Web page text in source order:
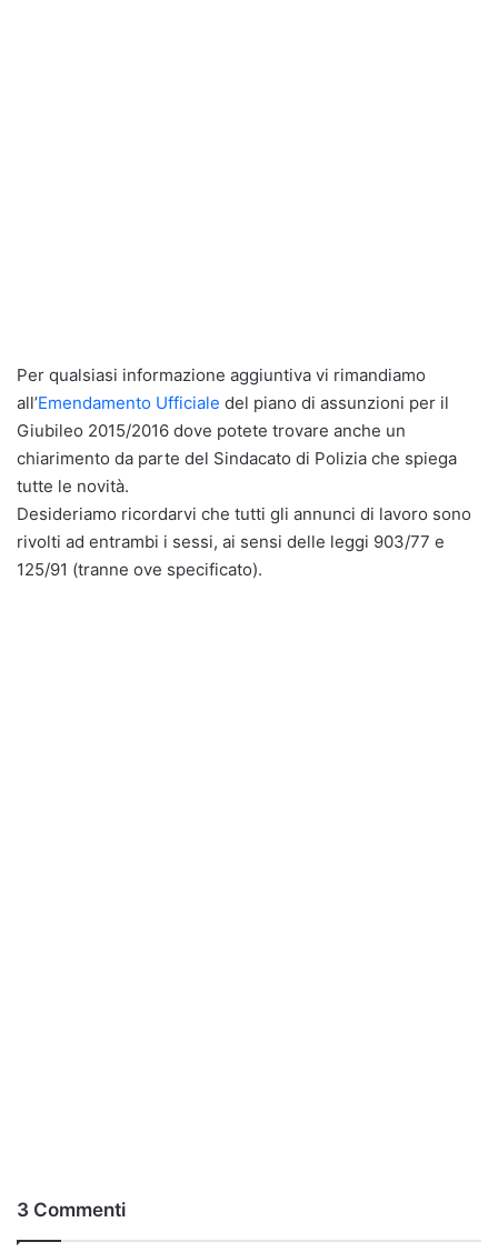
Per qualsiasi informazione aggiuntiva vi rimandiamo
all’Emendamento Ufficiale del piano di assunzioni per il
Giubileo 2015/2016 dove potete trovare anche un
chiarimento da parte del Sindacato di Polizia che spiega
tutte le novità.
Desideriamo ricordarvi che tutti gli annunci di lavoro sono
rivolti ad entrambi i sessi, ai sensi delle leggi 903/77 e
125/91 (tranne ove specificato).
3 Commenti